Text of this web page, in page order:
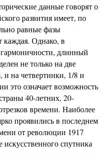
данные говорят о
развития имеет, по
равные фазы
каждая. Однако, в
гармоничности, длинный
не только на две
и на четвертинки, 1/8 и
это означает возможность
40-летних, 20-
времени. Наиболее
проявились в последнем
от революции 1917
искусственного спутника